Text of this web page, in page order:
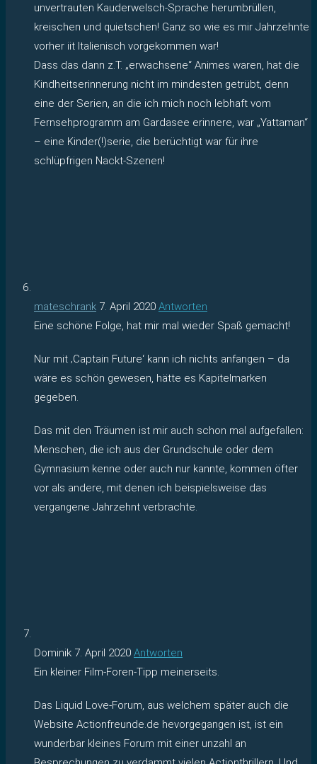
unvertrauten Kauderwelsch-Sprache herumbrüllen,
kreischen und quietschen! Ganz so wie es mir Jahrzehnte
vorher iit Italienisch vorgekommen war!
Dass das dann z.T. „erwachsene“ Animes waren, hat die
Kindheitserinnerung nicht im mindesten getrübt, denn
eine der Serien, an die ich mich noch lebhaft vom
Fernsehprogramm am Gardasee erinnere, war „Yattaman“
– eine Kinder(!)serie, die berüchtigt war für ihre
schlüpfrigen Nackt-Szenen!
mateschrank 7. April 2020 Antworten
Eine schöne Folge, hat mir mal wieder Spaß gemacht!
Nur mit ‚Captain Future‘ kann ich nichts anfangen – da
wäre es schön gewesen, hätte es Kapitelmarken
gegeben.
Das mit den Träumen ist mir auch schon mal aufgefallen:
Menschen, die ich aus der Grundschule oder dem
Gymnasium kenne oder auch nur kannte, kommen öfter
vor als andere, mit denen ich beispielsweise das
vergangene Jahrzehnt verbrachte.
Dominik 7. April 2020 Antworten
Ein kleiner Film-Foren-Tipp meinerseits.
Das Liquid Love-Forum, aus welchem später auch die
Website Actionfreunde.de hevorgegangen ist, ist ein
wunderbar kleines Forum mit einer unzahl an